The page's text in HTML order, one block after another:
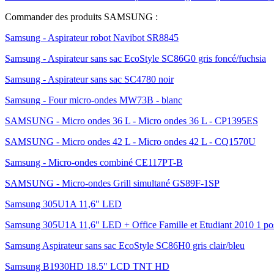
Commander des produits SAMSUNG :
Samsung - Aspirateur robot Navibot SR8845
Samsung - Aspirateur sans sac EcoStyle SC86G0 gris foncé/fuchsia
Samsung - Aspirateur sans sac SC4780 noir
Samsung - Four micro-ondes MW73B - blanc
SAMSUNG - Micro ondes 36 L - Micro ondes 36 L - CP1395ES
SAMSUNG - Micro ondes 42 L - Micro ondes 42 L - CQ1570U
Samsung - Micro-ondes combiné CE117PT-B
SAMSUNG - Micro-ondes Grill simultané GS89F-1SP
Samsung 305U1A 11,6" LED
Samsung 305U1A 11,6" LED + Office Famille et Etudiant 2010 1
Samsung Aspirateur sans sac EcoStyle SC86H0 gris clair/bleu
Samsung B1930HD 18.5" LCD TNT HD